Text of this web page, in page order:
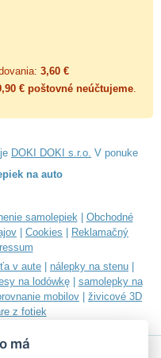
3,60 €
€ poštovné neúčtujeme
DOKI DOKI s.r.o. V ponuke
na auto
samolepiek| Obchodné
Cookies
Reklamačný
v aute nálepky na stenu
na lodówkę| samolepky na
mobilov
živicové 3D
z fotiek
má